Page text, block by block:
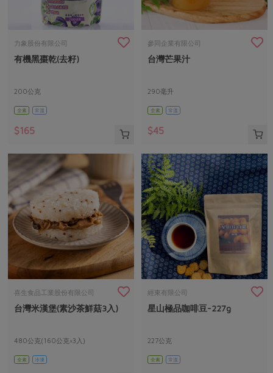
力象股份有限公司
有機黑棗乾(去籽)
200公克
全素 常溫
$165
參同企業有限公司
台灣芒果汁
290毫升
全素 常溫
$45
喜生食品工業股份有限公司
台灣米漢堡(素沙茶鮮菇3入)
480公克(160公克×3入)
全素 冷凍
經東有限公司
星山極品咖啡豆-227g
227公克
全素 常溫